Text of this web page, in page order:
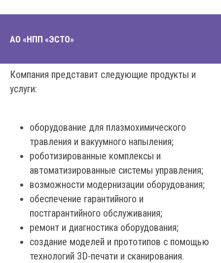
АО «НПП «ЭСТО»
Компания представит следующие продукты и
услуги:
оборудование для плазмохимического
травления и вакуумного напыления;
роботизированные комплексы и
автоматизированные системы управления;
возможности модернизации оборудования;
обеспечение гарантийного и
постгарантийного обслуживания;
ремонт и диагностика оборудования;
создание моделей и прототипов с помощью
технологий 3D-печати и сканирования.